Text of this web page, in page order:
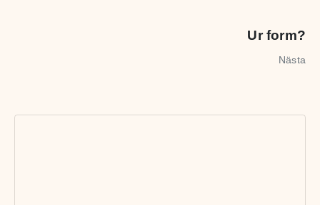
Ur form?
Nästa